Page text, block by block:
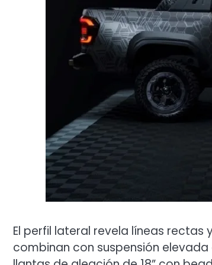
El perfil lateral revela líneas
combinan con suspensión